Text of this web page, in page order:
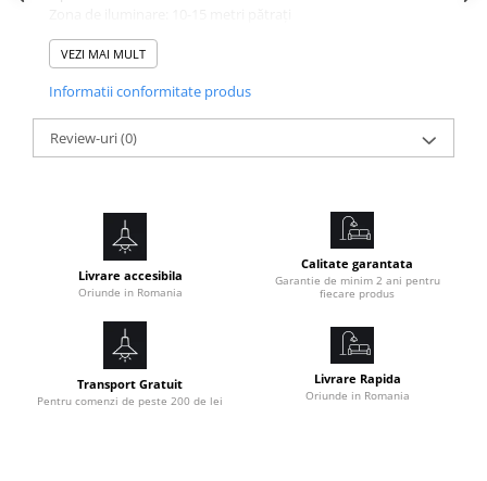
Protectie la umiditate: Interior , IP21
Certificare: CE,
Dimensiuni: 90LX100H
Aplicație:
Birou, living, sufragerie, hotel, restaurant, bar, hol, cafenele,
VEZI MAI MULT
Informatii conformitate produs
Review-uri(0)
Livrare accesibila
Oriunde in Romania
Calitate garantata
Garantie de minim 2 ani pentru
fiecare produs
Transport Gratuit
Pentru comenzi de peste 200 de lei
Livrare Rapida
Oriunde in Romania